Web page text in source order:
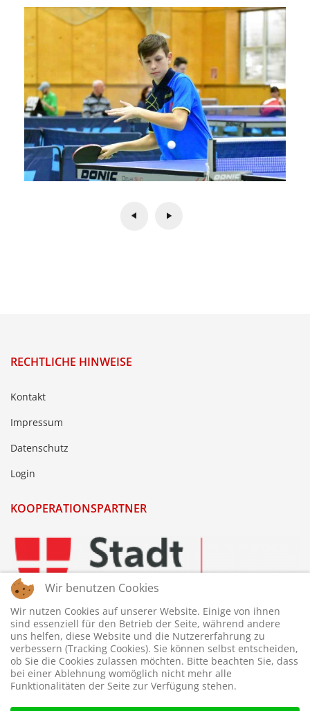
RECHTLICHE HINWEISE
Kontakt
Impressum
Datenschutz
Login
KOOPERATIONSPARTNER
Wir benutzen Cookies
Wir nutzen Cookies auf unserer Website. Einige von ihnen
sind essenziell für den Betrieb der Seite, während andere
uns helfen, diese Website und die Nutzererfahrung zu
verbessern (Tracking Cookies). Sie können selbst entscheiden,
ob Sie die Cookies zulassen möchten. Bitte beachten Sie, dass
bei einer Ablehnung womöglich nicht mehr alle
Funktionalitäten der Seite zur Verfügung stehen.